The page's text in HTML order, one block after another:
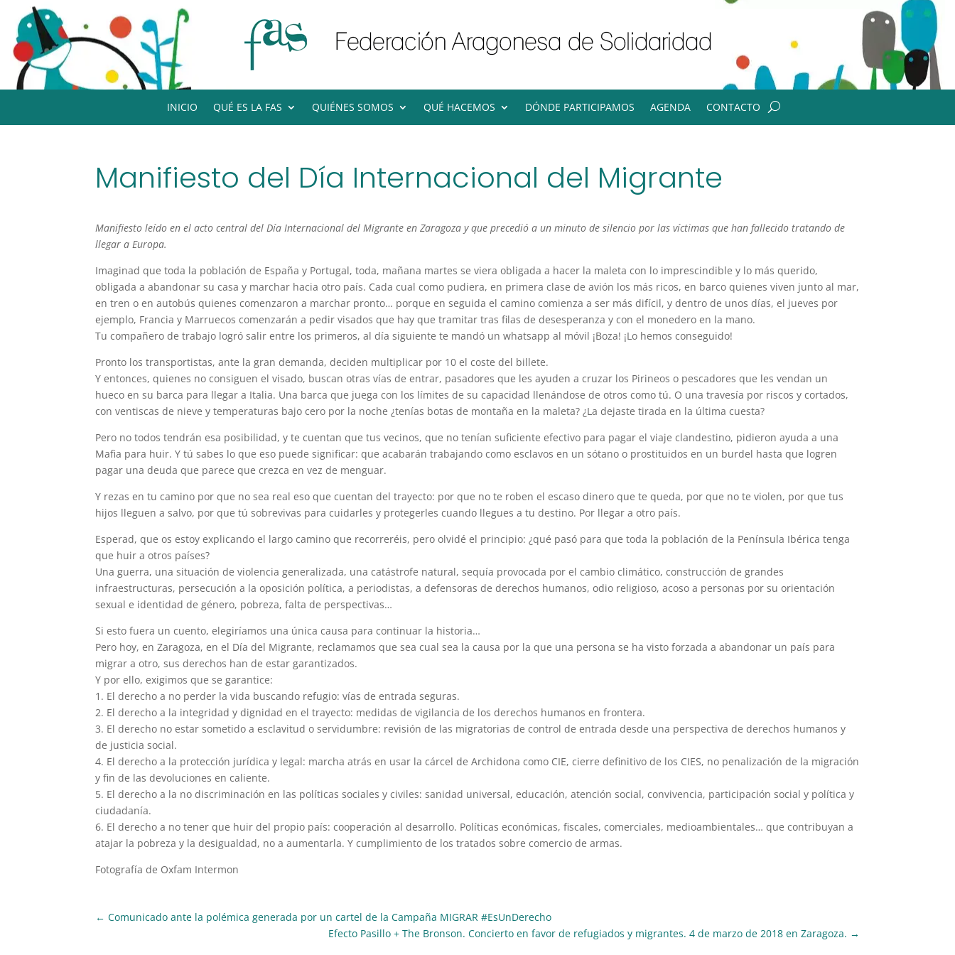
INICIO QUÉ ES LA FAS QUIÉNES SOMOS QUÉ HACEMOS DÓNDE PARTICIPAMOS AGENDA CONTACTO
Manifiesto del Día Internacional del Migrante
Manifiesto leído en el acto central del Día Internacional del Migrante en Zaragoza y que precedió a un minuto de silencio por las víctimas que han fallecido tratando de
llegar a Europa.
Imaginad que toda la población de España y Portugal, toda, mañana martes se viera obligada a hacer la maleta con lo imprescindible y lo más querido,
obligada a abandonar su casa y marchar hacia otro país. Cada cual como pudiera, en primera clase de avión los más ricos, en barco quienes viven junto al mar,
en tren o en autobús quienes comenzaron a marchar pronto… porque en seguida el camino comienza a ser más difícil, y dentro de unos días, el jueves por
ejemplo, Francia y Marruecos comenzarán a pedir visados que hay que tramitar tras filas de desesperanza y con el monedero en la mano.
Tu compañero de trabajo logró salir entre los primeros, al día siguiente te mandó un whatsapp al móvil ¡Boza! ¡Lo hemos conseguido!
Pronto los transportistas, ante la gran demanda, deciden multiplicar por 10 el coste del billete.
Y entonces, quienes no consiguen el visado, buscan otras vías de entrar, pasadores que les ayuden a cruzar los Pirineos o pescadores que les vendan un
hueco en su barca para llegar a Italia. Una barca que juega con los límites de su capacidad llenándose de otros como tú. O una travesía por riscos y cortados,
con ventiscas de nieve y temperaturas bajo cero por la noche ¿tenías botas de montaña en la maleta? ¿La dejaste tirada en la última cuesta?
Pero no todos tendrán esa posibilidad, y te cuentan que tus vecinos, que no tenían suficiente efectivo para pagar el viaje clandestino, pidieron ayuda a una
Mafia para huir. Y tú sabes lo que eso puede significar: que acabarán trabajando como esclavos en un sótano o prostituidos en un burdel hasta que logren
pagar una deuda que parece que crezca en vez de menguar.
Y rezas en tu camino por que no sea real eso que cuentan del trayecto: por que no te roben el escaso dinero que te queda, por que no te violen, por que tus
hijos lleguen a salvo, por que tú sobrevivas para cuidarles y protegerles cuando llegues a tu destino. Por llegar a otro país.
Esperad, que os estoy explicando el largo camino que recorreréis, pero olvidé el principio: ¿qué pasó para que toda la población de la Península Ibérica tenga
que huir a otros países?
Una guerra, una situación de violencia generalizada, una catástrofe natural, sequía provocada por el cambio climático, construcción de grandes
infraestructuras, persecución a la oposición política, a periodistas, a defensoras de derechos humanos, odio religioso, acoso a personas por su orientación
sexual e identidad de género, pobreza, falta de perspectivas…
Si esto fuera un cuento, elegiríamos una única causa para continuar la historia…
Pero hoy, en Zaragoza, en el Día del Migrante, reclamamos que sea cual sea la causa por la que una persona se ha visto forzada a abandonar un país para
migrar a otro, sus derechos han de estar garantizados.
Y por ello, exigimos que se garantice:
1. El derecho a no perder la vida buscando refugio: vías de entrada seguras.
2. El derecho a la integridad y dignidad en el trayecto: medidas de vigilancia de los derechos humanos en frontera.
3. El derecho no estar sometido a esclavitud o servidumbre: revisión de las migratorias de control de entrada desde una perspectiva de derechos humanos y
de justicia social.
4. El derecho a la protección jurídica y legal: marcha atrás en usar la cárcel de Archidona como CIE, cierre definitivo de los CIES, no penalización de la migración
y fin de las devoluciones en caliente.
5. El derecho a la no discriminación en las políticas sociales y civiles: sanidad universal, educación, atención social, convivencia, participación social y política y
ciudadanía.
6. El derecho a no tener que huir del propio país: cooperación al desarrollo. Políticas económicas, fiscales, comerciales, medioambientales… que contribuyan a
atajar la pobreza y la desigualdad, no a aumentarla. Y cumplimiento de los tratados sobre comercio de armas.
Fotografía de Oxfam Intermon
←Comunicado ante la polémica generada por un cartel de la Campaña MIGRAR #EsUnDerecho
Efecto Pasillo + The Bronson. Concierto en favor de refugiados y migrantes. 4 de marzo de 2018 en Zaragoza. →